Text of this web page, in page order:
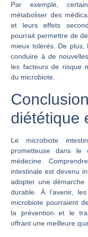
Par exemple,
métaboliser des
et leurs effets
pourrait permettre de
mieux tolérés. De
conduire à de
les facteurs de risque
du microbiote.
diététique
Le microbiote
prometteuse dans
médecine.
intestinale est devenu
adopter une démarche
durable. À l’avenir,
microbiote pourraient
la prévention et le
offrant une meilleure